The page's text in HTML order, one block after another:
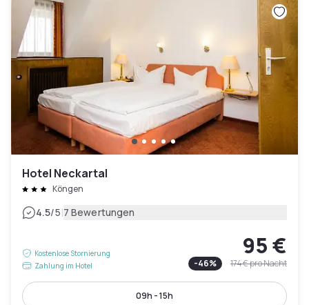
Hotel Neckartal
Köngen
4.5/5|7 Bewertungen
Kostenlose Stornierung
Zahlung im Hotel
95 €
-46% 174 €pro Nacht
09h - 15h